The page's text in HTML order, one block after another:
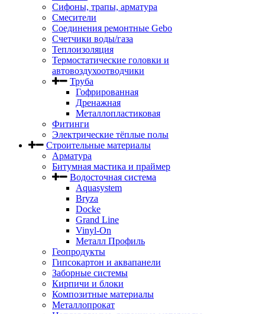
Сифоны, трапы, арматура
Смесители
Соединения ремонтные Gebo
Счетчики воды/газа
Теплоизоляция
Термостатические головки и
автовоздухоотводчики
Труба
Гофрированная
Дренажная
Металлопластиковая
Фитинги
Электрические тёплые полы
Строительные материалы
Арматура
Битумная мастика и праймер
Водосточная система
Aquasystem
Bryza
Docke
Grand Line
Vinyl-On
Металл Профиль
Геопродукты
Гипсокартон и аквапанели
Заборные системы
Кирпичи и блоки
Композитные материалы
Металлопрокат